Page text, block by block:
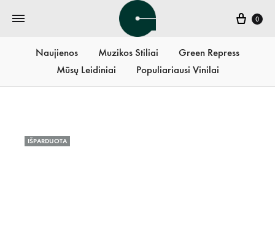
0
Naujienos Muzikos Stiliai
Green Repress
Mūsų Leidiniai
Populiariausi Vinilai
IŠPARDUOTA